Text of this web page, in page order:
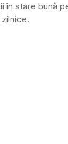
în stare bună